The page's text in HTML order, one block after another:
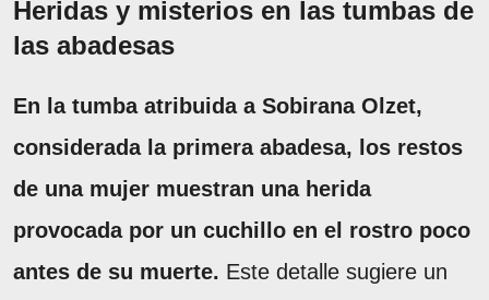
Heridas y misterios en las tumbas de
las abadesas
En la tumba atribuida a Sobirana Olzet,
considerada la primera abadesa, los restos
de una mujer muestran una herida
provocada por un cuchillo en el rostro poco
antes de su muerte. Este detalle sugiere un